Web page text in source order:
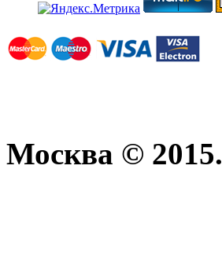
Москва © 2015.